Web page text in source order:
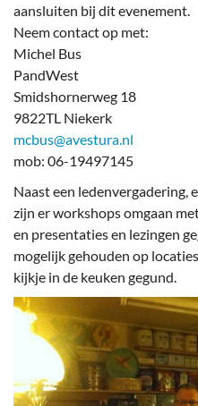
aansluiten bij dit evenement.
Neem contact op met:
Michel Bus
PandWest
Smidshornerweg 18
9822TL Niekerk
mcbus@avestura.nl
mob: 06-19497145
Naast een ledenvergadering,
zijn er workshops omgaan
en presentaties en lezingen
mogelijk gehouden op
kijkje in de keuken gegund.